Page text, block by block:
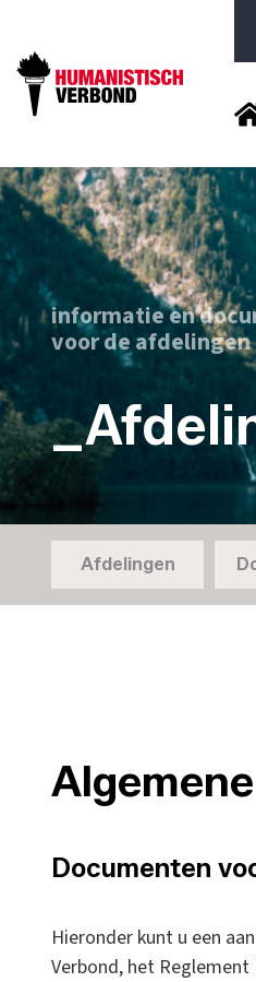
informatie en
voor de afdelingen
Afdelingen
Documenten
Hieronder kunt u een
Verbond, het